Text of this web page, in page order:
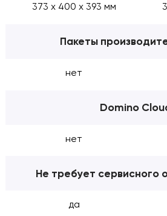
373 х 400 х 393 мм
Пакеты
нет
Domino
нет
Не требует сервисного
да